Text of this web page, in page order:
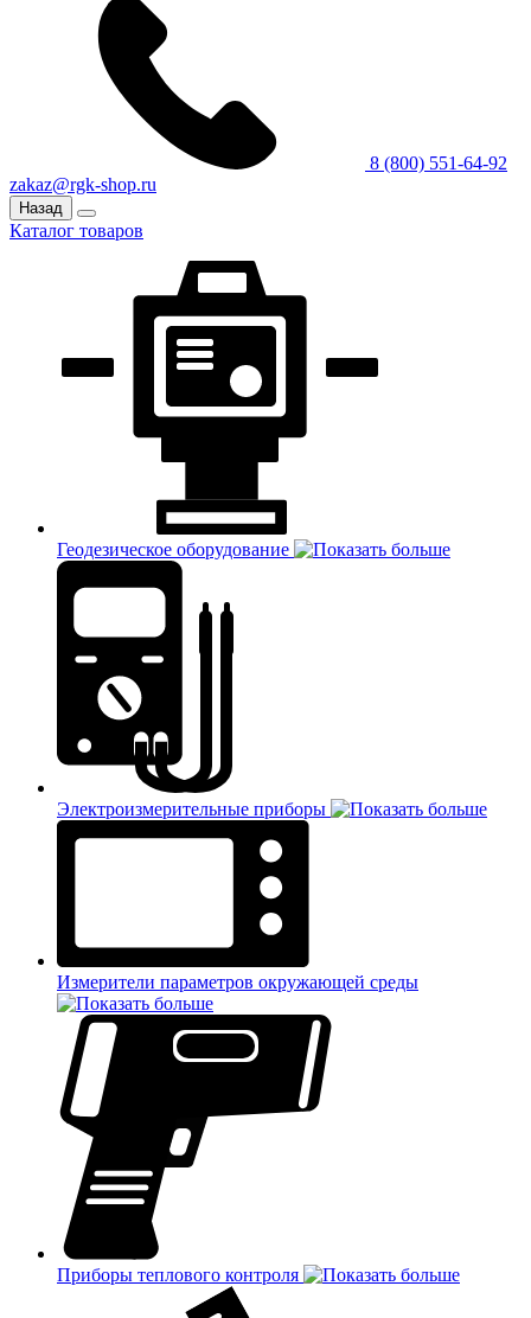
8 (800) 551-64-92
zakaz@rgk-shop.ru
Назад
Каталог товаров
Геодезическое оборудование
Электроизмерительные приборы
Измерители параметров окружающей среды
Приборы теплового контроля